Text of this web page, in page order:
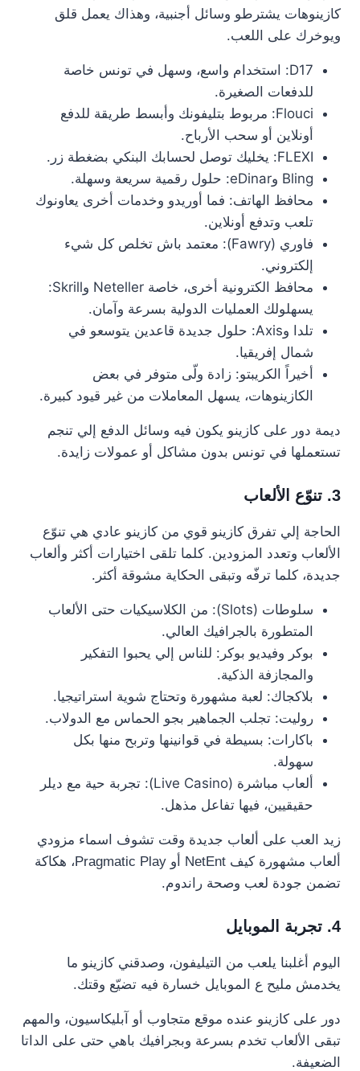
كازينوهات يشترطو وسائل أجنبية، وهذاك يعمل قلق
ويوخرك على اللعب.
D17: استخدام واسع، وسهل في تونس خاصة
للدفعات الصغيرة.
Flouci: مربوط بتليفونك وأبسط طريقة للدفع
أونلاين أو سحب الأرباح.
FLEXI: يخليك توصل لحسابك البنكي بضغطة زر.
Bling وeDinar: حلول رقمية سريعة وسهلة.
محافظ الهاتف: فما أوريدو وخدمات أخرى يعاونوك
تلعب وتدفع أونلاين.
فاوري (Fawry): معتمد باش تخلص كل شيء
إلكتروني.
محافظ الكترونية أخرى، خاصة Neteller وSkrill:
يسهلولك العمليات الدولية بسرعة وآمان.
تلدا وAxis: حلول جديدة قاعدين يتوسعو في
شمال إفريقيا.
أخيراً الكريبتو: زادة ولّى متوفر في بعض
الكازينوهات، يسهل المعاملات من غير قيود كبيرة.
ديمة دور على كازينو يكون فيه وسائل الدفع إلي تنجم
تستعملها في تونس بدون مشاكل أو عمولات زايدة.
3. تنوّع الألعاب
الحاجة إلي تفرق كازينو قوي من كازينو عادي هي تنوّع
الألعاب وتعدد المزودين. كلما تلقى اختيارات أكثر وألعاب
جديدة، كلما ترفّه وتبقى الحكاية مشوقة أكثر.
سلوطات (Slots): من الكلاسيكيات حتى الألعاب
المتطورة بالجرافيك العالي.
بوكر وفيديو بوكر: للناس إلي يحبوا التفكير
والمجازفة الذكية.
بلاكجاك: لعبة مشهورة وتحتاج شوية استراتيجيا.
روليت: تجلب الجماهير بجو الحماس مع الدولاب.
باكارات: بسيطة في قوانينها وتربح منها بكل
سهولة.
ألعاب مباشرة (Live Casino): تجربة حية مع ديلر
حقيقيين، فيها تفاعل مذهل.
زيد العب على ألعاب جديدة وقت تشوف اسماء مزودي
ألعاب مشهورة كيف NetEnt أو Pragmatic Play، هكاكة
تضمن جودة لعب وصحة راندوم.
4. تجربة الموبايل
اليوم أغلبنا يلعب من التيليفون، وصدقني كازينو ما
يخدمش مليح ع الموبايل خسارة فيه تضيّع وقتك.
دور على كازينو عنده موقع متجاوب أو آبليكاسيون، والمهم
تبقى الألعاب تخدم بسرعة وبجرافيك باهي حتى على الداتا
الضعيفة.